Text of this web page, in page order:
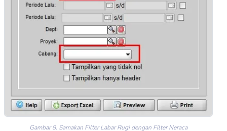
Gambar 8. Samakan Filter Labar Rugi dengan Filter Neraca